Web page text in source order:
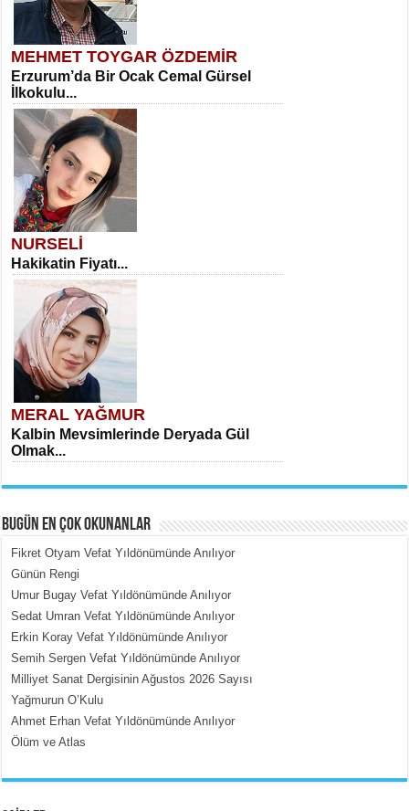
MEHMET TOYGAR ÖZDEMİR
Erzurum’da Bir Ocak Cemal Gürsel
İlkokulu...
NURSELİ
Hakikatin Fiyatı...
MERAL YAĞMUR
Kalbin Mevsimlerinde Deryada Gül
Olmak...
MEHMET ÇOBAN
İçerdeki Put Dışardaki Maskeler...
BUGÜN EN ÇOK OKUNANLAR
Fikret Otyam Vefat Yıldönümünde Anılıyor
Günün Rengi
Umur Bugay Vefat Yıldönümünde Anılıyor
Sedat Umran Vefat Yıldönümünde Anılıyor
Erkin Koray Vefat Yıldönümünde Anılıyor
Semih Sergen Vefat Yıldönümünde Anılıyor
Milliyet Sanat Dergisinin Ağustos 2026 Sayısı
Yağmurun O’Kulu
Ahmet Erhan Vefat Yıldönümünde Anılıyor
Ölüm ve Atlas